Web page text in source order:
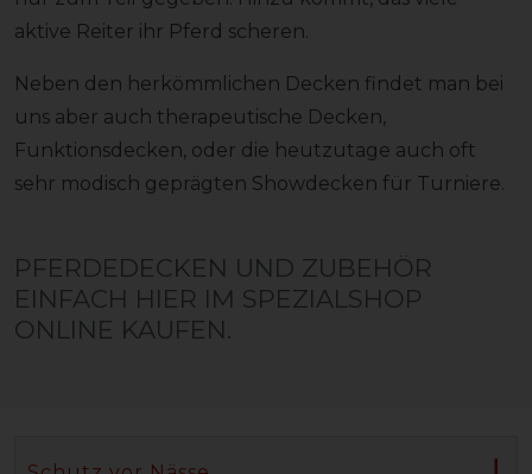
aktive Reiter ihr Pferd scheren.
Neben den herkömmlichen Decken findet man bei
uns aber auch therapeutische Decken,
Funktionsdecken, oder die heutzutage auch oft
sehr modisch geprägten Showdecken für Turniere.
PFERDEDECKEN UND ZUBEHÖR
EINFACH HIER IM SPEZIALSHOP
ONLINE KAUFEN.